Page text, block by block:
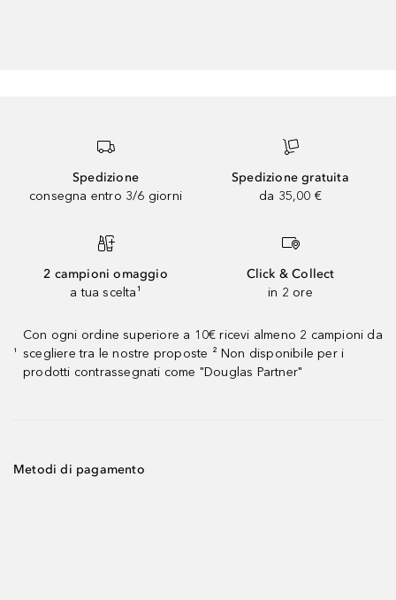
Spedizione
consegna entro 3/6 giorni
Spedizione gratuita
da 35,00 €
2 campioni omaggio
a tua scelta¹
Click & Collect
in 2 ore
¹
Con ogni ordine superiore a 10€ ricevi almeno 2 campioni da
scegliere tra le nostre proposte ² Non disponibile per i
prodotti contrassegnati come "Douglas Partner"
Metodi di pagamento